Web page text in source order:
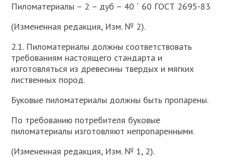
Пиломатериалы – 2 – дуб – 40 ´ 60 ГОСТ 2695-83
(Измененная редакция, Изм. № 2).
2.1. Пиломатериалы должны соответствовать
требованиям настоящего стандарта и
изготовляться из древесины твердых и мягких
лиственных пород.
Буковые пиломатериалы должны быть пропарены.
По требованию потребителя буковые
пиломатериалы изготовляют непропаренными.
(Измененная редакция, Изм. № 1, 2).